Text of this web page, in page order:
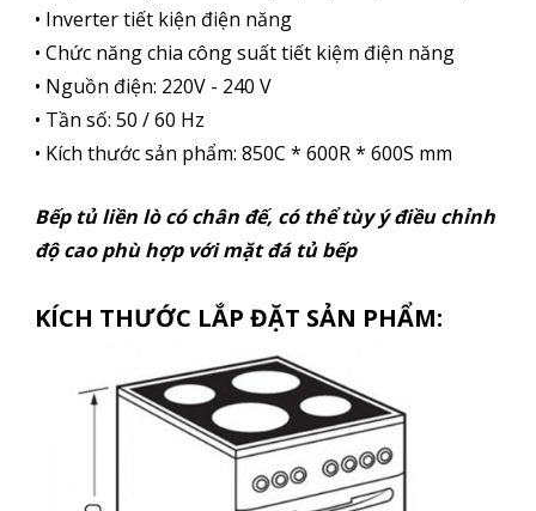
• Inverter tiết kiện điện năng
• Chức năng chia công suất tiết kiệm điện năng
• Nguồn điện: 220V - 240 V
• Tần số: 50 / 60 Hz
• Kích thước sản phẩm: 850C * 600R * 600S mm
Bếp tủ liền lò có chân đế, có thể tùy ý điều chỉnh
độ cao phù hợp với mặt đá tủ bếp
KÍCH THƯỚC LẮP ĐẶT SẢN PHẨM: